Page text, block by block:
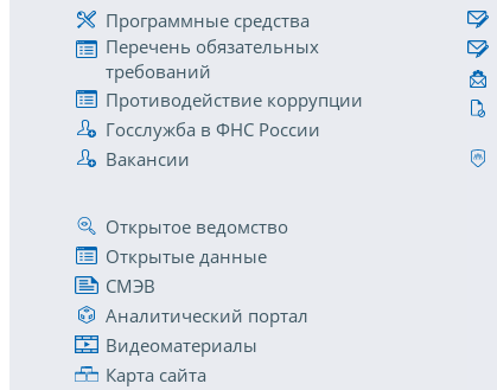
Программные средства
Перечень обязательных
требований
Противодействие коррупции
Госслужба в ФНС России
Вакансии
Открытое ведомство
Открытые данные
СМЭВ
Аналитический портал
Видеоматериалы
Карта сайта